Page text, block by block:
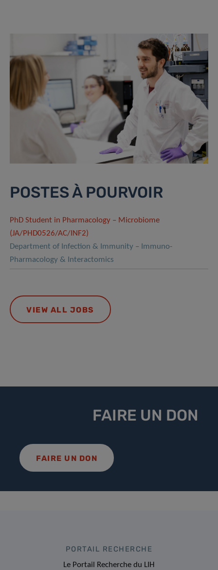
POSTES À POURVOIR
PhD Student in Pharmacology – Microbiome
(JA/PHD0526/AC/INF2)
Department of Infection & Immunity – Immuno-
Pharmacology & Interactomics
VIEW ALL JOBS
FAIRE UN DON
FAIRE UN DON
PORTAIL RECHERCHE
Le Portail Recherche du LIH